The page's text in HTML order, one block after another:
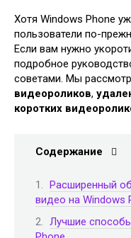
Хотя Windows Phone
пользователи по-
Если вам нужно
подробное
советами. Мы
видеороликов,
коротких
Содержание
Расширенный
видео на Windows
Лучшие